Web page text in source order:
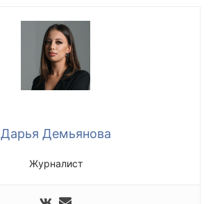
Дарья Демьянова
Журналист